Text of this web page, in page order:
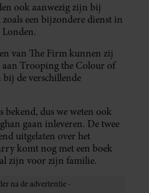
ook aanwezig zijn bij
een bijzondere dienst in
Londen.
van The Firm kunnen zij
aan Trooping the Colour of
bij de verschillende
bekend, dus we weten ook
gaan inleveren. De twee
uitgelaten over het
komt nog met een boek
zijn voor zijn familie.